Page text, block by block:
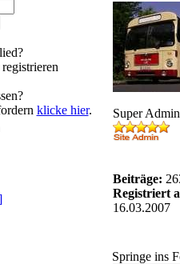
klicke hier.
Super Admin
Beiträge:
Registriert
16.03.2007
Springe ins